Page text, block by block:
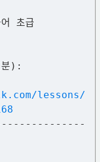
초급
분):
lessons/